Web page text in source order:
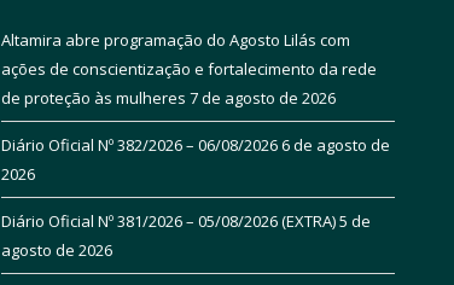
Altamira abre programação do Agosto Lilás com
ações de conscientização e fortalecimento da rede
de proteção às mulheres 7 de agosto de 2026
Diário Oficial Nº 382/2026 – 06/08/20266 de agosto de
2026
Diário Oficial Nº 381/2026 – 05/08/2026 (EXTRA)5 de
agosto de 2026